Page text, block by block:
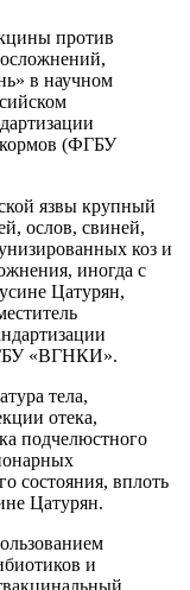
против
в научном
кормов (ФГБУ
язвы крупный
ослов, свиней,
коз и
иногда с
Цатурян,
«ВГНКИ».
тела,
отека,
подчелюстного
состояния, вплоть
Цатурян.
и